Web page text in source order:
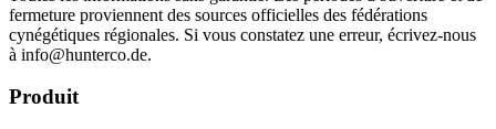
fermeture proviennent des sources officielles des fédérations
cynégétiques régionales. Si vous constatez une erreur, écrivez-nous
à info@hunterco.de.
Produit